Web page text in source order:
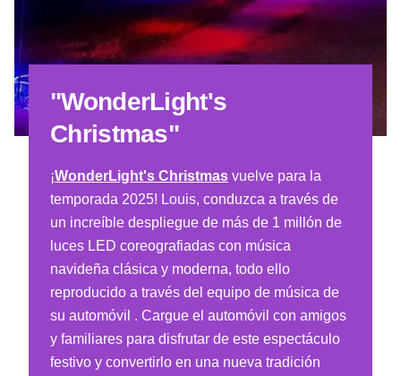
"WonderLight's
Christmas"
¡WonderLight's Christmas vuelve para la
temporada 2025! Louis, conduzca a través de
un increíble despliegue de más de 1 millón de
luces LED coreografiadas con música
navideña clásica y moderna, todo ello
reproducido a través del equipo de música de
su automóvil . Cargue el automóvil con amigos
y familiares para disfrutar de este espectáculo
festivo y convertirlo en una nueva tradición